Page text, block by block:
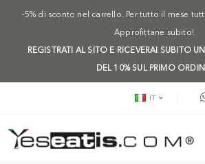
-5% di sconto nel carrello. Per tutto il mese
Approfittane subito!
REGISTRATI AL SITO E RICEVERAI SUBITO
DEL 10% SUL PRIMO
IT